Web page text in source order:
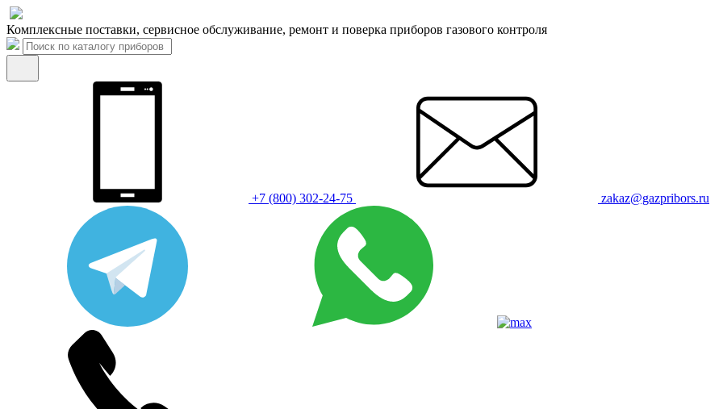
Комплексные поставки, сервисное обслуживание, ремонт и поверка приборов газового контроля
+7 (800) 302-24-75 zakaz@gazpribors.ru